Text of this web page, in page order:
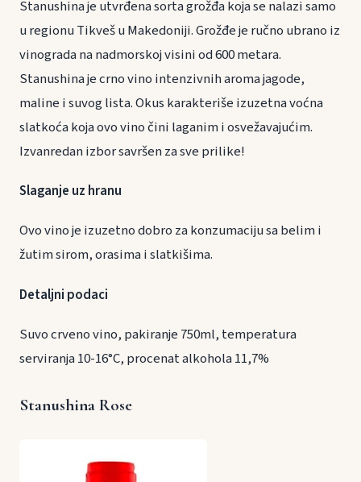
Stanushina je utvrđena sorta grožđa koja se nalazi samo
u regionu Tikveš u Makedoniji. Grožđe je ručno ubrano iz
vinograda na nadmorskoj visini od 600 metara.
Stanushina je crno vino intenzivnih aroma jagode,
maline i suvog lista. Okus karakteriše izuzetna voćna
slatkoća koja ovo vino čini laganim i osvežavajućim.
Izvanredan izbor savršen za sve prilike!
Slaganje uz hranu
Ovo vino je izuzetno dobro za konzumaciju sa belim i
žutim sirom, orasima i slatkišima.
Detaljni podaci
Suvo crveno vino, pakiranje 750ml, temperatura
serviranja 10-16°C, procenat alkohola 11,7%
Stanushina Rose